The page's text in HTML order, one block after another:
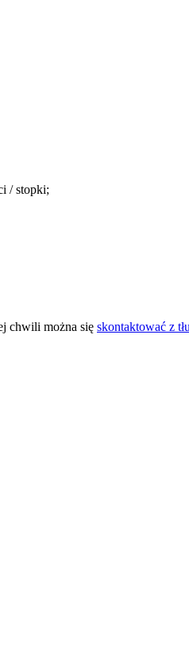
/ stopki;
chwili można się skontaktować z